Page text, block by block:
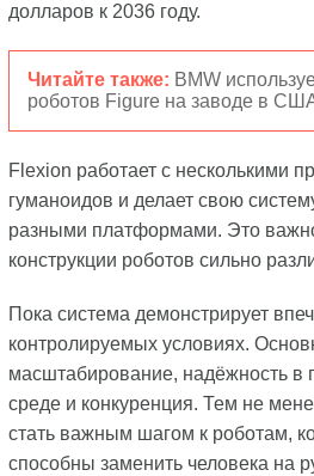
долларов к 2036 году.
Читайте также: BMW
роботов Figure на заводе в
Flexion работает с несколькими
гуманоидов и делает свою
разными платформами. Это
конструкции роботов сильно
Пока система демонстрирует
контролируемых условиях.
масштабирование, надёжность в
среде и конкуренция. Тем не
стать важным шагом к роботам,
способны заменить человека на